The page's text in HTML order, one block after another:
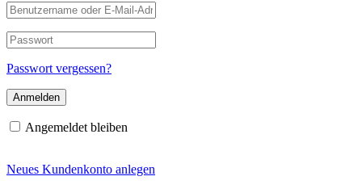
Benutzername
oder
E-
Mail-
Adresse
Passwort
Passwort vergessen?
Angemeldet bleiben
Neues Kundenkonto anlegen